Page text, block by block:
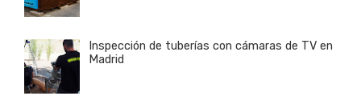
Inspección de tuberías con cámaras de TV en
Madrid